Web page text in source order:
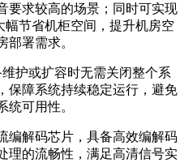
要求较高的场景；同时可实现
幅节省机柜空间，提升机房空
部署需求。
护或扩容时无需关闭整个系
保障系统持续稳定运行，避免
统可用性。
编解码芯片，具备高效编解码
理的流畅性，满足高清信号实